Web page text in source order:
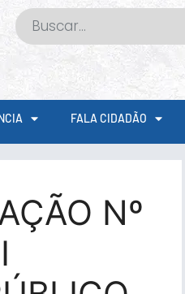
FALA CIDADÃO
Nº